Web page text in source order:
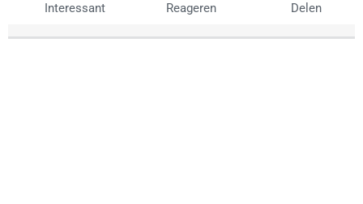
Interessant Reageren Delen